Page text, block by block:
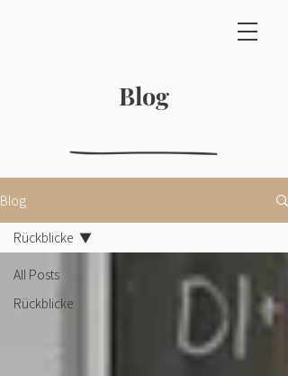
Blog
Blog
All Posts
Rückblicke
Rückblicke